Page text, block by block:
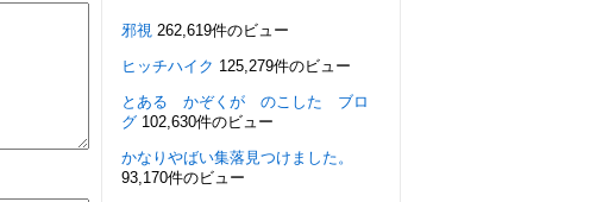
邪視 262,619件のビュー
ヒッチハイク 125,279件のビュー
とある かぞくが のこした ブロ
グ 102,630件のビュー
かなりやばい集落見つけました。
93,170件のビュー